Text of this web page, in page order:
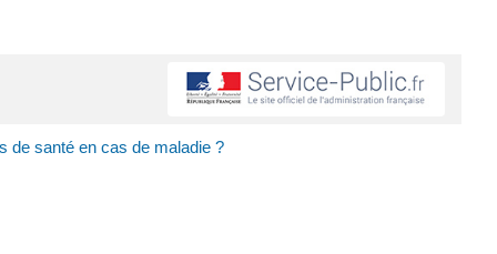
de santé en cas de maladie ?